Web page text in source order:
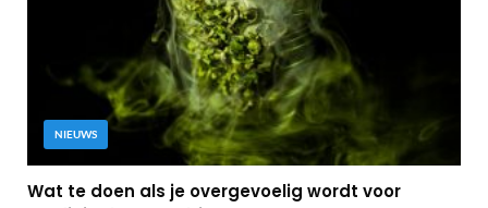
NIEUWS
Wat te doen als je overgevoelig wordt voor